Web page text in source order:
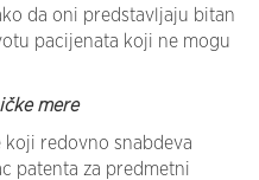
da oni predstavljaju bitan
pacijenata koji ne mogu
mere
koji redovno snabdeva
patenta za predmetni